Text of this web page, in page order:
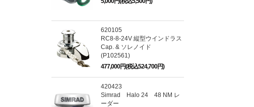
620105
RC8-8-24V 縦型ウインドラス
Cap. & ソレノイド
(P102561)
477,000円(税込524,700円)
420423
Simrad Halo 24 48 NM レ
ーダー